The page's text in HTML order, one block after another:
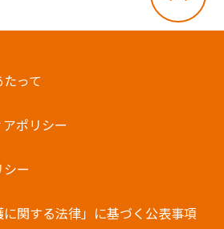
って
ポリシー
ー
に関する法律」に基づく公表事項